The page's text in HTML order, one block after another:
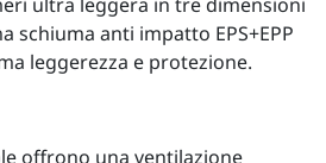
schiuma anti impatto EPS+EPP
leggerezza e protezione.
offrono una ventilazione